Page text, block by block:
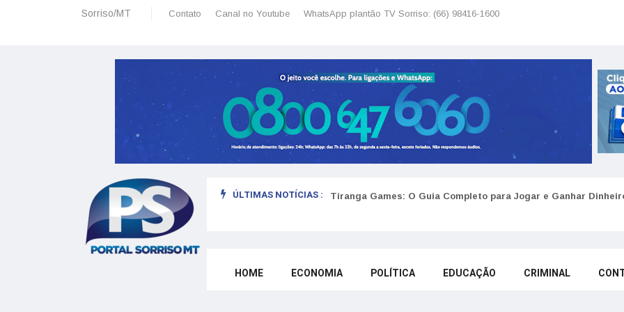
Sorriso/MT Contato Canal no Youtube WhatsApp plantão TV Sorriso: (66) 98416-1600
ÚLTIMAS NOTÍCIAS :
planeamento financeiro detalhado para não passar sufoco Tiranga Games: O Guia Completo para Jogar e Ganhar
HOME ECONOMIA POLÍTICA EDUCAÇÃO CRIMINAL